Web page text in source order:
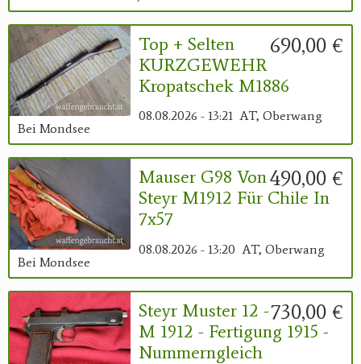
690,00 €
Top + Selten
KURZGEWEHR
Kropatschek M1886
08.08.2026 - 13:21 AT, Oberwang
Bei Mondsee
490,00 €
Mauser G98 Von
Steyr M1912 Für Chile In
7x57
08.08.2026 - 13:20 AT, Oberwang
Bei Mondsee
730,00 €
Steyr Muster 12 -
M 1912 - Fertigung 1915 -
Nummerngleich